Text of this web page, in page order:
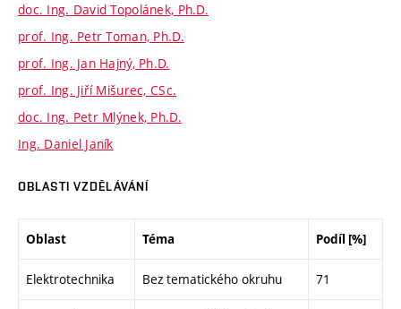
doc. Ing. David Topolánek, Ph.D.
prof. Ing. Petr Toman, Ph.D.
prof. Ing. Jan Hajný, Ph.D.
prof. Ing. Jiří Mišurec, CSc.
doc. Ing. Petr Mlýnek, Ph.D.
Ing. Daniel Janík
OBLASTI VZDĚLÁVÁNÍ
Oblast Téma Podíl [%]
Elektrotechnika Bez tematického okruhu 71